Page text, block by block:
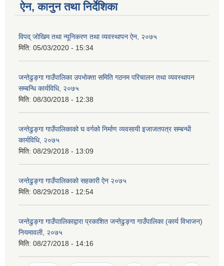
ऐन, कानुन तथा निर्देशिका
विपद् जोखिम तथा न्यूनिकरण तथा व्यवस्थापन ऐन, २०७५
मिति: 05/03/2020 - 15:34
जन्तेढुङ्गा गाउँपालिका उपभोक्ता समिति गठनम परिचालन तथा व्यवस्थापन
सम्बन्धि कार्यविधि, २०७५
मिति: 08/30/2018 - 12:38
जन्तेढुङ्गा गाउँपालिकाको घ वर्गको निर्माण व्यवसायी इजाजतपत्र सम्बन्धी
कार्यविधि, २०७५
मिति: 08/29/2018 - 13:09
जन्तेढुङ्गा गाउँपालिकाको सहकारी ऐन २०७५
मिति: 08/29/2018 - 12:54
जन्तेढुङ्गा गाउँपाालिकाद्वारा प्रकाशित जन्तेढुङ्गा गाउँपालिका (कार्य विभाजन)
नियमावली, २०७५
मिति: 08/27/2018 - 14:16